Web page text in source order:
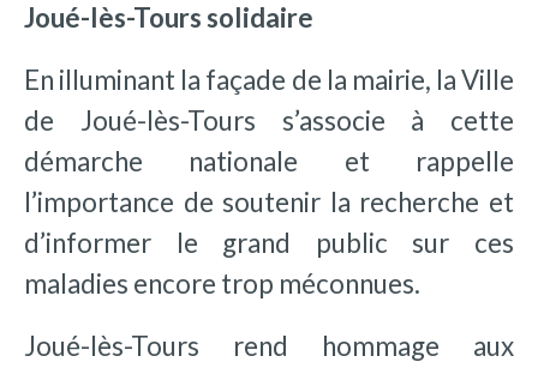
Joué-lès-Tours solidaire
En illuminant la façade de la mairie, la Ville
de Joué-lès-Tours s’associe à cette
démarche nationale et rappelle
l’importance de soutenir la recherche et
d’informer le grand public sur ces
maladies encore trop méconnues.
Joué-lès-Tours rend hommage aux